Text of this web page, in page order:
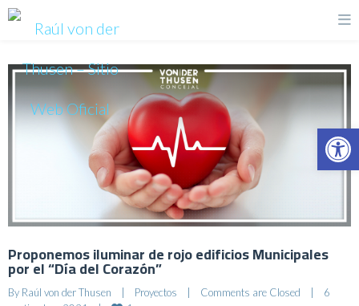
Proponemos iluminar de rojo edificios Municipales
por el “Día del Corazón”
By Raúl von der Thusen | Proyectos | Comments are Closed |
6